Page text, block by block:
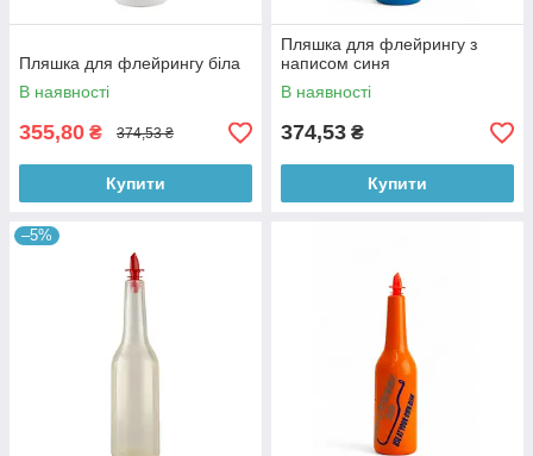
Пляшка для флейрингу біла
В наявності
355,80 ₴ 374,53 ₴
Купити
Пляшка для флейрингу з
написом синя
В наявності
374,53 ₴
Купити
–5%